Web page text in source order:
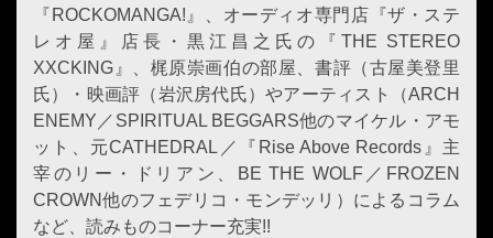
『ROCKOMANGA!』、オーディオ専門店『ザ・ステ
レオ屋』店長・黒江昌之氏の『THE STEREO
XXCKING』、梶原崇画伯の部屋、書評（古屋美登里
氏）・映画評（岩沢房代氏）やアーティスト（ARCH
ENEMY／SPIRITUAL BEGGARS他のマイケル・アモ
ット、元CATHEDRAL／『Rise Above Records』主
宰のリー・ドリアン、BE THE WOLF／FROZEN
CROWN他のフェデリコ・モンデッリ）によるコラム
など、読みものコーナー充実!!